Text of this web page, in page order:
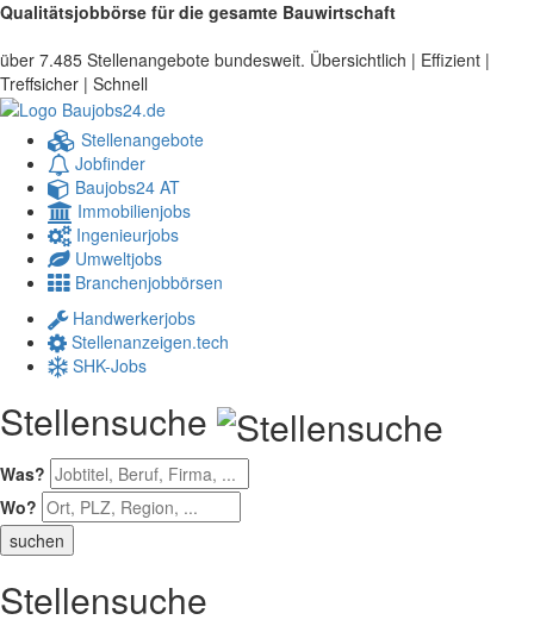
Qualitätsjobbörse für die gesamte Bauwirtschaft
über 7.485 Stellenangebote bundesweit. Übersichtlich | Effizient |
Treffsicher | Schnell
Stellenangebote
Jobfinder
Baujobs24 AT
Immobilienjobs
Ingenieurjobs
Umweltjobs
Branchenjobbörsen
Handwerkerjobs
Stellenanzeigen.tech
SHK-Jobs
Stellensuche
Was?
Wo?
Stellensuche